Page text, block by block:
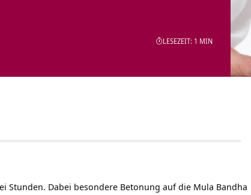
LESEZEIT: 1 MIN
Stunden. Dabei besondere Betonung auf die Mula Bandha